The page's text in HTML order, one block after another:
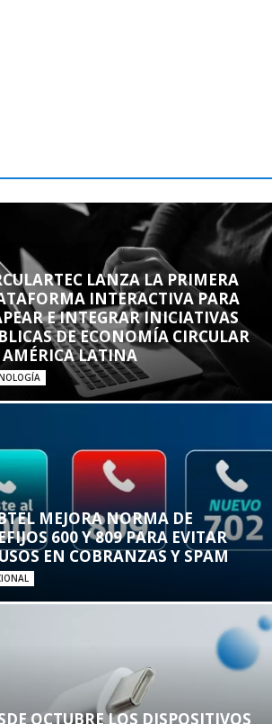
LANZA LA PRIMERA
INTERACTIVA PARA
E INTEGRAR INICIATIVAS
DE ECONOMÍA CIRCULAR
AMÉRICA LATINA
MEJORA NORMA DE
600 Y 809 PARA EVITAR
EN COBRANZAS Y SPAM
OCTUBRE LOS DISPOSITIVOS